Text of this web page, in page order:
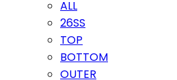
ALL
26SS
TOP
BOTTOM
OUTER